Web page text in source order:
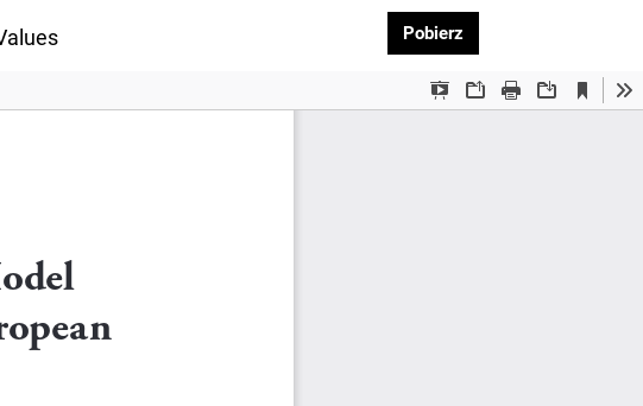
PobierzPobierz PDF